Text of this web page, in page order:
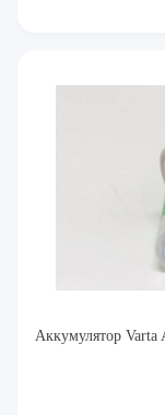
Аккумулятор